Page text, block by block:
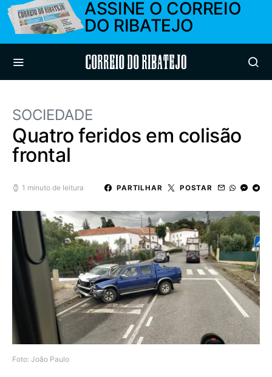
ASSINE O CORREIO
DO RIBATEJO
Correio do Ribatejo
SOCIEDADE
Quatro feridos em colisão
frontal
1 minuto de leitura PARTILHAR POSTAR
Foto: João Paulo